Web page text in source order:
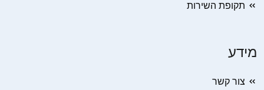
תקופת השירות
מידע
צור קשר